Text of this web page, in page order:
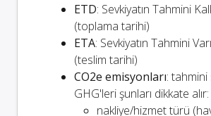
ETD: Sevkiyatın Tahmini
(toplama tarihi)
ETA: Sevkiyatın Tahmini
(teslim tarihi)
CO2e emisyonları: tahmini
GHG'leri şunları dikkate alır:
nakliye/hizmet türü